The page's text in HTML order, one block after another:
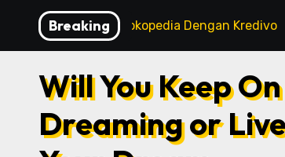
content
Breaking
Tokopedia Dengan Kredivo
Will You Keep On
Dreaming or